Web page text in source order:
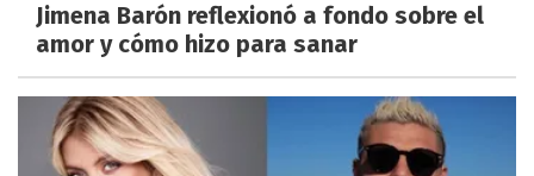
Jimena Barón reflexionó a fondo sobre el
amor y cómo hizo para sanar